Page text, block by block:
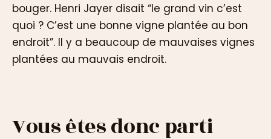
bouger. Henri Jayer disait “le grand vin c’est
quoi ? C’est une bonne vigne plantée au bon
endroit”. Il y a beaucoup de mauvaises vignes
plantées au mauvais endroit.
Vous êtes donc parti